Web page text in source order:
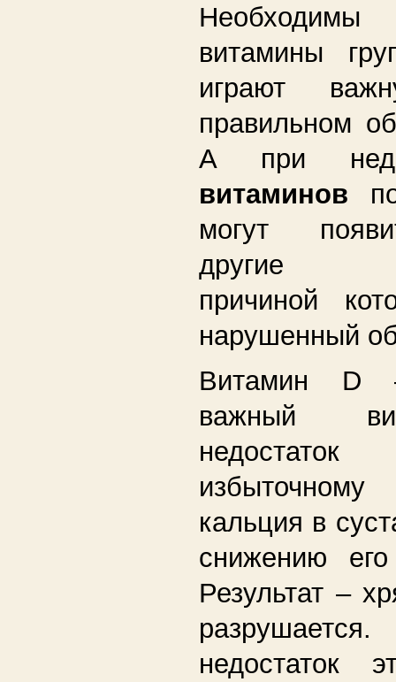
витамины
играют
правильном
А при
витаминов
могут
другие
причиной
нарушенный
Витамин
важный
кальция в
снижению его
Результат –
недостаток